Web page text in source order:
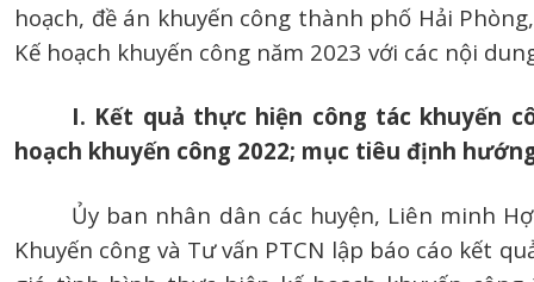
hoạch, đề án khuyến công thành phố Hải
Kế hoạch khuyến công năm 2023 với các nội
I. Kết quả thực hiện công tác khuyến
hoạch khuyến công 2022; mục tiêu định
Ủy ban nhân dân các huyện, Liên minh
Khuyến công và Tư vấn PTCN lập báo cáo kết